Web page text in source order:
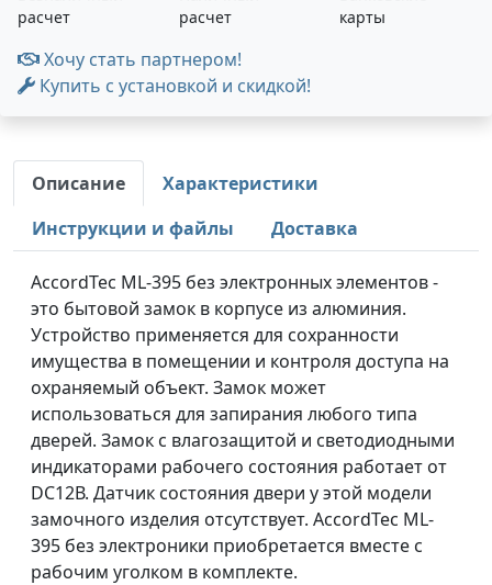
расчет
расчет
карты
Хочу стать партнером!
Купить с установкой и скидкой!
Описание
Характеристики
Инструкции и файлы
Доставка
AccordTec ML-395 без электронных элементов -
это бытовой замок в корпусе из алюминия.
Устройство применяется для сохранности
имущества в помещении и контроля доступа на
охраняемый объект. Замок может
использоваться для запирания любого типа
дверей. Замок с влагозащитой и светодиодными
индикаторами рабочего состояния работает от
DC12В. Датчик состояния двери у этой модели
замочного изделия отсутствует. AccordTec ML-
395 без электроники приобретается вместе с
рабочим уголком в комплекте.